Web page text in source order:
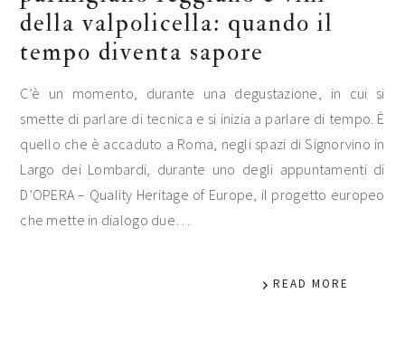
della valpolicella: quando il
tempo diventa sapore
C’è un momento, durante una degustazione, in cui si
smette di parlare di tecnica e si inizia a parlare di tempo. È
quello che è accaduto a Roma, negli spazi di Signorvino in
Largo dei Lombardi, durante uno degli appuntamenti di
D’OPERA – Quality Heritage of Europe, il progetto europeo
che mette in dialogo due…
READ MORE